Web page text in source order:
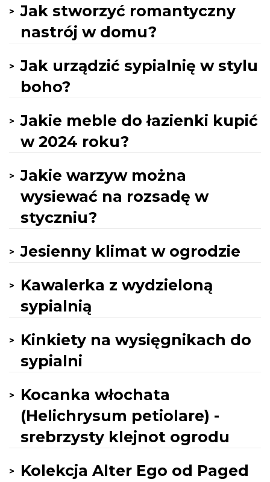
Jak stworzyć romantyczny
nastrój w domu?
Jak urządzić sypialnię w stylu
boho?
Jakie meble do łazienki kupić
w 2024 roku?
Jakie warzyw można
wysiewać na rozsadę w
styczniu?
Jesienny klimat w ogrodzie
Kawalerka z wydzieloną
sypialnią
Kinkiety na wysięgnikach do
sypialni
Kocanka włochata
(Helichrysum petiolare) -
srebrzysty klejnot ogrodu
Kolekcja Alter Ego od Paged